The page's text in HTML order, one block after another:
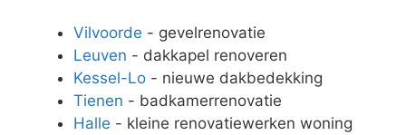
Vilvoorde - gevelrenovatie
Leuven - dakkapel renoveren
Kessel-Lo - nieuwe dakbedekking
Tienen - badkamerrenovatie
Halle - kleine renovatiewerken woning